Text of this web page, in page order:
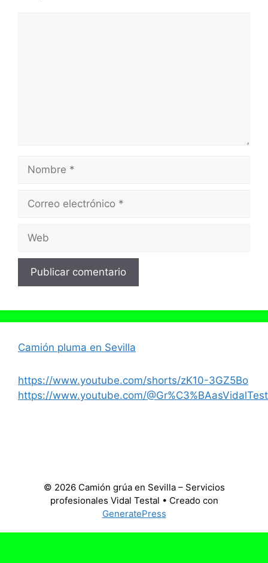
electrónico
Camión pluma en Sevilla
https://www.youtube.com/shorts/zK10-3GZ5Bo
https://www.youtube.com/
© 2026 Camión grúa en Sevilla – Servicios
profesionales Vidal Testal • Creado con
GeneratePress